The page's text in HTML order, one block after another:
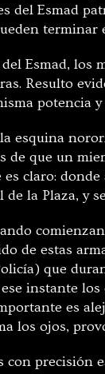
del Esmad
Esmad, los
Resulto
potencia y
esquina
de que un
claro:
la Plaza, y
de estas
que
instante
es
los ojos,
con